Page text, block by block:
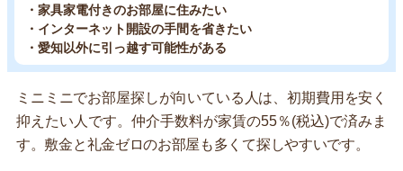
・家具家電付きのお部屋に住みたい
・インターネット開設の手間を省きたい
・愛知以外に引っ越す可能性がある
ミニミニでお部屋探しが向いている人は、初期費用を安く
抑えたい人です。仲介手数料が家賃の55％(税込)で済みま
す。敷金と礼金ゼロのお部屋も多くて探しやすいです。